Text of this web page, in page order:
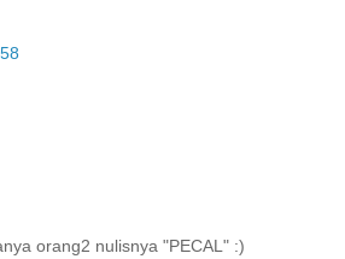
orang2 nulisnya "PECAL" :)